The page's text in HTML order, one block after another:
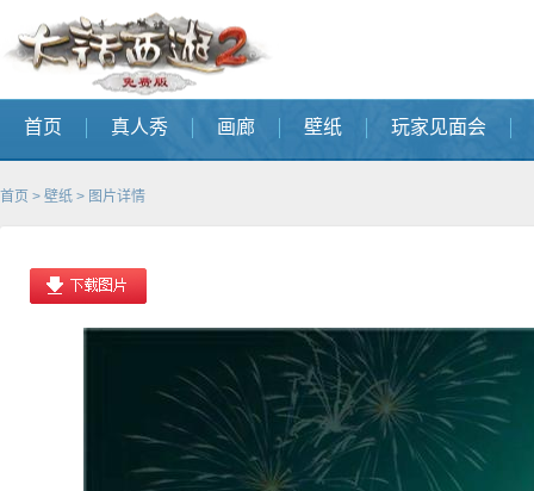
首页 真人秀 画廊 壁纸 玩家见面会
首页 > 壁纸 > 图片详情